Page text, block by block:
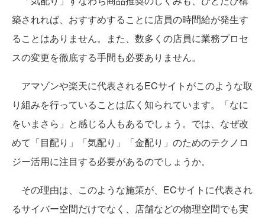
築されれば、おすすめすることに店員の時間給が発生す
ることはありません。また、数多くの店員に業務プロセ
スの変更を徹底する手間も必要ありません。
アマゾンや楽天に代表されるECサイトがこのような取
り組みを行っていることは広く知られています。「なに
をいまさら」と感じる人もあるでしょう。では、なぜ改
めて「目配り」「気配り」「金配り」のためのテクノロ
ジー活用に注目する必要があるのでしょうか。
その理由は、このような施策が、ECサイトに代表され
るサイバー空間だけでなく、店舗などの物理空間でも実